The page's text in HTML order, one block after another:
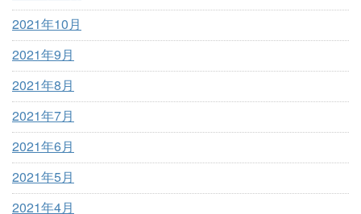
2021年10月
2021年9月
2021年8月
2021年7月
2021年6月
2021年5月
2021年4月